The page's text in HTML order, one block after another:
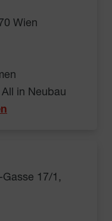
Wien
All in Neubau
17/1,